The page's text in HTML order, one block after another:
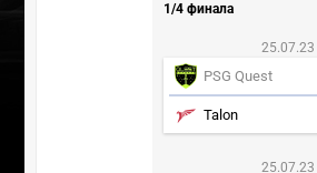
1/4 финала
PSG Quest
Talon